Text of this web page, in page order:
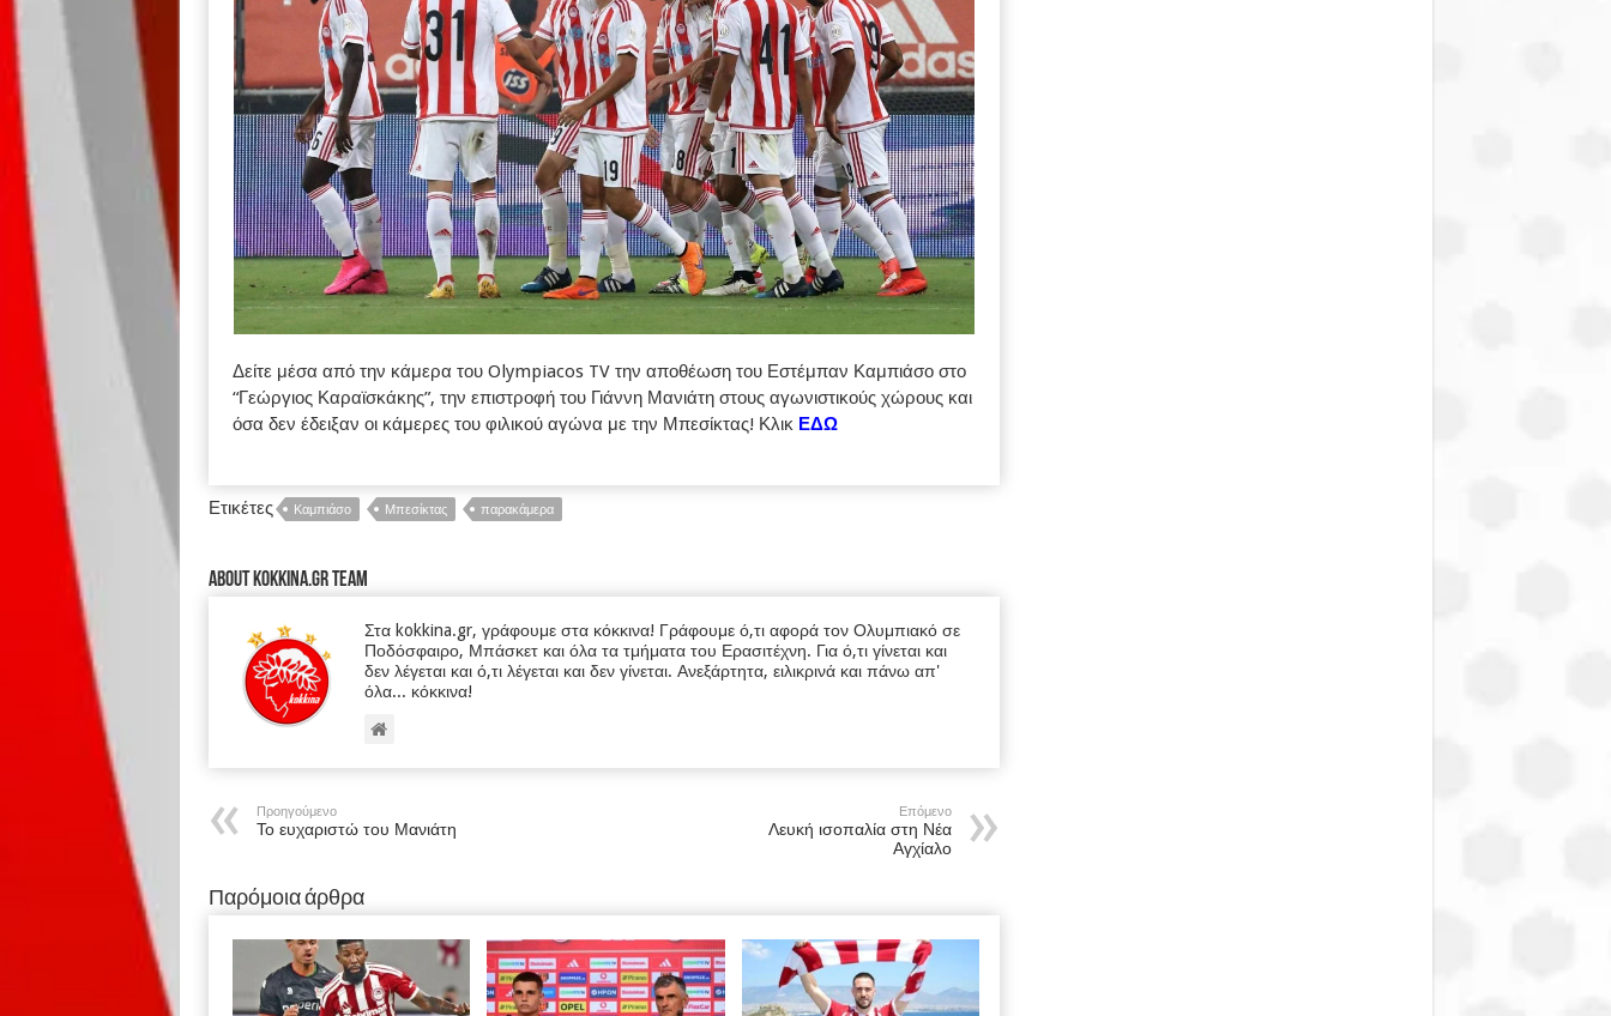
Δείτε μέσα από την κάμερα του Olympiacos TV την αποθέωση του Εστέμπαν Καμπιάσο στο
“Γεώργιος Καραϊσκάκης”, την επιστροφή του Γιάννη Μανιάτη στους αγωνιστικούς χώρους και
όσα δεν έδειξαν οι κάμερες του φιλικού αγώνα με την Μπεσίκτας! Κλικ ΕΔΩ
Ετικέτες Καμπιάσο Μπεσίκτας παρακάμερα
About kokkina.gr TEAM
Στα kokkina.gr, γράφουμε στα κόκκινα! Γράφουμε ό,τι αφορά τον Ολυμπιακό σε
Ποδόσφαιρο, Μπάσκετ και όλα τα τμήματα του Ερασιτέχνη. Για ό,τι γίνεται και
δεν λέγεται και ό,τι λέγεται και δεν γίνεται. Ανεξάρτητα, ειλικρινά και πάνω απ'
όλα... κόκκινα!
Προηγούμενο
Το ευχαριστώ του Μανιάτη
Επόμενο
Λευκή ισοπαλία στη Νέα
Αγχίαλο
Παρόμοια άρθρα